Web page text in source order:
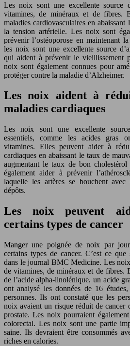
Les noix sont une excellente source
vitamines, de minéraux et de fibres.
maladies cardiovasculaires en
la tension artérielle. Les noix sont
prévenir l’ostéoporose en maintenant
les noix sont une excellente source
qui aident à prévenir le vieillissement
noix sont également connues pour
protéger contre la maladie d’Alzheimer.
Les noix aident à
maladies cardiaques
Les noix sont une excellente
essentiels, comme les acides gras
vitamines. Elles peuvent aider à
cardiaques en abaissant le taux de
augmentant le taux de bon
également aider à prévenir
laquelle les artères se bouchent avec
dépôts.
Les noix peuvent
certains types de cancer
Manger une poignée de noix par
certains types de cancer. C’est ce
dans le journal BMC Medicine. Les
de vitamines, de minéraux et de fibres.
de l’acide alpha-linolénique, un acide
ont analysé les données de 16
personnes. Ils ont constaté que les
noix avaient un risque réduit de cancer
prostate. Les noix pourraient
colorectal. Les noix sont une partie
saine. Ils devraient être consommés
riches en calories.